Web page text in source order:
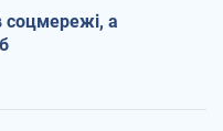
соцмережі, а